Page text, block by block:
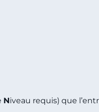
Niveau requis) que